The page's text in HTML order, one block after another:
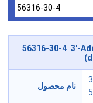
56316-30-4 3'-
نام محصول